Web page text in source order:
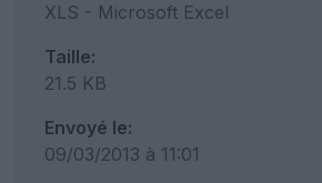
XLS - Microsoft Excel
Taille:
21.5 KB
Envoyé le:
09/03/2013 à 11:01